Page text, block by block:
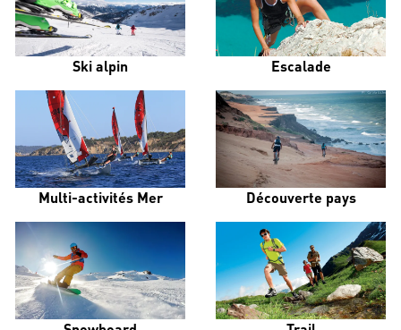
Ski alpin Escalade
Multi-activités Mer Découverte pays